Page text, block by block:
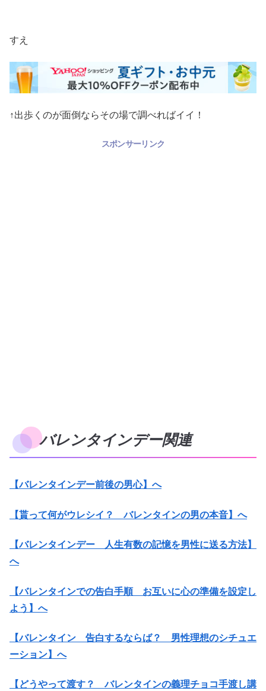
すえ
↑出歩くのが面倒ならその場で調べればイイ！
スポンサーリンク
バレンタインデー関連
【バレンタインデー前後の男心】へ
【貰って何がウレシイ？ バレンタインの男の本音】へ
【バレンタインデー 人生有数の記憶を男性に送る方法】
へ
【バレンタインでの告白手順 お互いに心の準備を設定し
よう】へ
【バレンタイン 告白するならば？ 男性理想のシチュエ
ーション】へ
【どうやって渡す？ バレンタインの義理チョコ手渡し講